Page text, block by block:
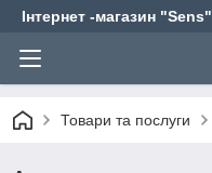
Інтернет -магазин "Sens"
Товари та послуги